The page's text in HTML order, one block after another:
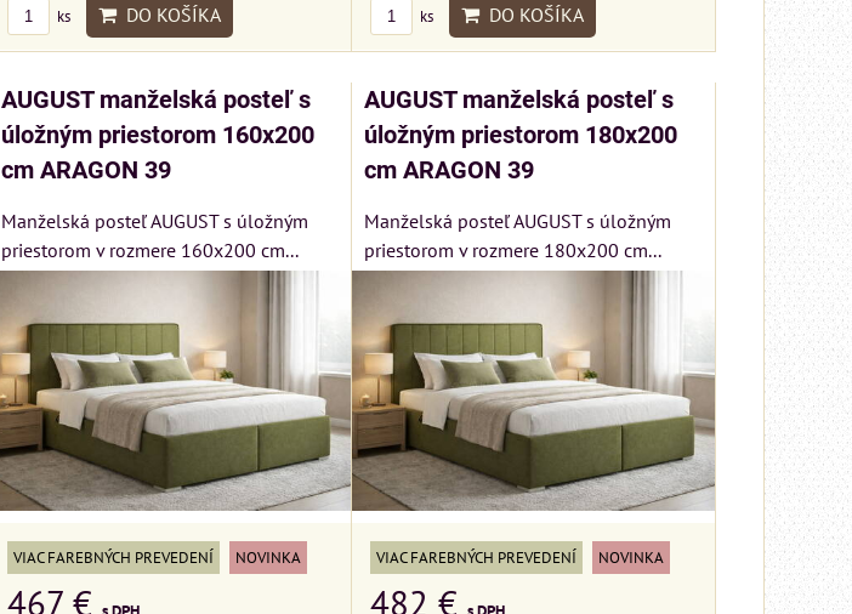
ks DO KOŠÍKA ks DO KOŠÍKA
AUGUST manželská posteľ s
úložným priestorom 160x200
cm ARAGON 39
Manželská posteľ AUGUST s úložným
priestorom v rozmere 160x200 cm...
VIAC FAREBNÝCH PREVEDENÍ NOVINKA
467 €
AUGUST manželská posteľ s
úložným priestorom 180x200
cm ARAGON 39
Manželská posteľ AUGUST s úložným
priestorom v rozmere 180x200 cm...
VIAC FAREBNÝCH PREVEDENÍ NOVINKA
482 €